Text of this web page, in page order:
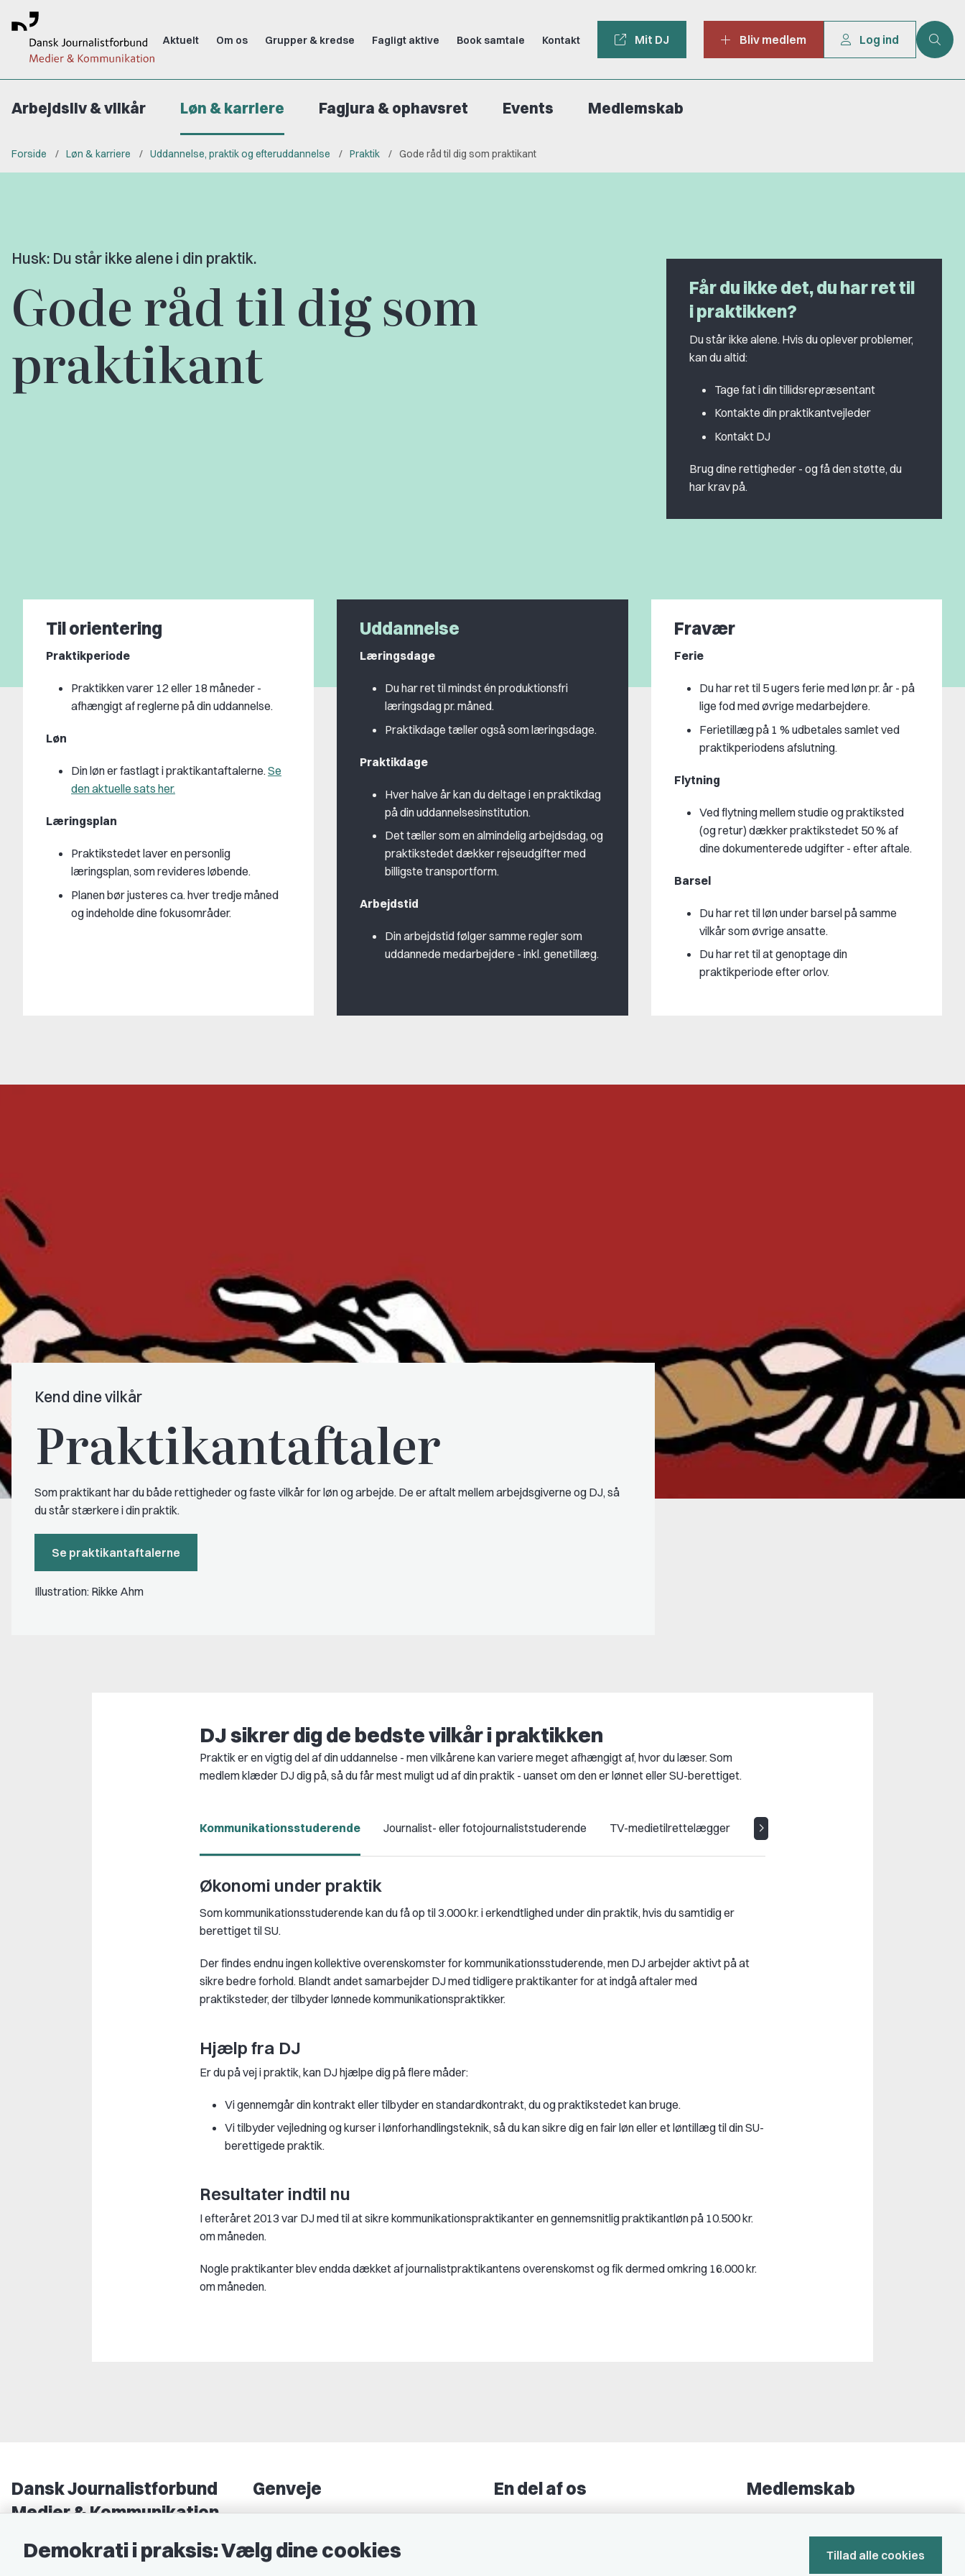
Aktuelt Om os Grupper & kredse Fagligt aktive Book samtale Kontakt Mit DJ Bliv medlem Log ind
Arbejdsliv & vilkår Løn & karriere Fagjura & ophavsret Events Medlemskab
Forside Løn & karriere Uddannelse, praktik og efteruddannelse Praktik Gode råd til dig som praktikant
Husk: Du står ikke alene i din praktik.
Gode råd til dig som
praktikant
Får du ikke det, du har ret til
i praktikken?
Du står ikke alene. Hvis du oplever problemer,
kan du altid:
Tage fat i din tillidsrepræsentant
Kontakte din praktikantvejleder
Kontakt DJ
Brug dine rettigheder - og få den støtte, du
har krav på.
Til orientering
Praktikperiode
Praktikken varer 12 eller 18 måneder -
afhængigt af reglerne på din uddannelse.
Løn
Din løn er fastlagt i praktikantaftalerne.Se
den aktuelle sats her.
Læringsplan
Praktikstedet laver en personlig
læringsplan, som revideres løbende.
Planen bør justeres ca. hver tredje måned
og indeholde dine fokusområder.
Uddannelse
Læringsdage
Du har ret til mindst én produktionsfri
læringsdag pr. måned.
Praktikdage tæller også som læringsdage.
Praktikdage
Hver halve år kan du deltage i en praktikdag
på din uddannelsesinstitution.
Det tæller som en almindelig arbejdsdag, og
praktikstedet dækker rejseudgifter med
billigste transportform.
Arbejdstid
Din arbejdstid følger samme regler som
uddannede medarbejdere - inkl. genetillæg.
Fravær
Ferie
Du har ret til 5 ugers ferie med løn pr. år - på
lige fod med øvrige medarbejdere.
Ferietillæg på 1 % udbetales samlet ved
praktikperiodens afslutning.
Flytning
Ved flytning mellem studie og praktiksted
(og retur) dækker praktikstedet 50 % af
dine dokumenterede udgifter - efter aftale.
Barsel
Du har ret til løn under barsel på samme
vilkår som øvrige ansatte.
Du har ret til at genoptage din
praktikperiode efter orlov.
Kend dine vilkår
Praktikantaftaler
Som praktikant har du både rettigheder og faste vilkår for løn og arbejde. De er aftalt mellem arbejdsgiverne og DJ, så
du står stærkere i din praktik.
Se praktikantaftalerne
Illustration: Rikke Ahm
DJ sikrer dig de bedste vilkår i praktikken
Praktik er en vigtig del af din uddannelse - men vilkårene kan variere meget afhængigt af, hvor du læser. Som
medlem klæder DJ dig på, så du får mest muligt ud af din praktik - uanset om den er lønnet eller SU-berettiget.
Kommunikationsstuderende Journalist- eller fotojournaliststuderende TV-medietilrettelægger FTP-elev
Økonomi under praktik
Som kommunikationsstuderende kan du få op til 3.000 kr. i erkendtlighed under din praktik, hvis du samtidig er
berettiget til SU.
Der findes endnu ingen kollektive overenskomster for kommunikationsstuderende, men DJ arbejder aktivt på at
sikre bedre forhold. Blandt andet samarbejder DJ med tidligere praktikanter for at indgå aftaler med
praktiksteder, der tilbyder lønnede kommunikationspraktikker.
Hjælp fra DJ
Er du på vej i praktik, kan DJ hjælpe dig på flere måder:
Vi gennemgår din kontrakt eller tilbyder en standardkontrakt, du og praktikstedet kan bruge.
Vi tilbyder vejledning og kurser i lønforhandlingsteknik, så du kan sikre dig en fair løn eller et løntillæg til din SU-
berettigede praktik.
Resultater indtil nu
I efteråret 2013 var DJ med til at sikre kommunikationspraktikanter en gennemsnitlig praktikantløn på 10.500 kr.
om måneden.
Nogle praktikanter blev endda dækket af journalistpraktikantens overenskomst og fik dermed omkring 16.000 kr.
om måneden.
Dansk Journalistforbund
Medier & Kommunikation
Gammel Strand 46
1202 København K
Genveje
DJ in English
Find freelancer
En del af os Medlemskab
Demokrati i praksis: Vælg dine cookies Tillad alle cookies